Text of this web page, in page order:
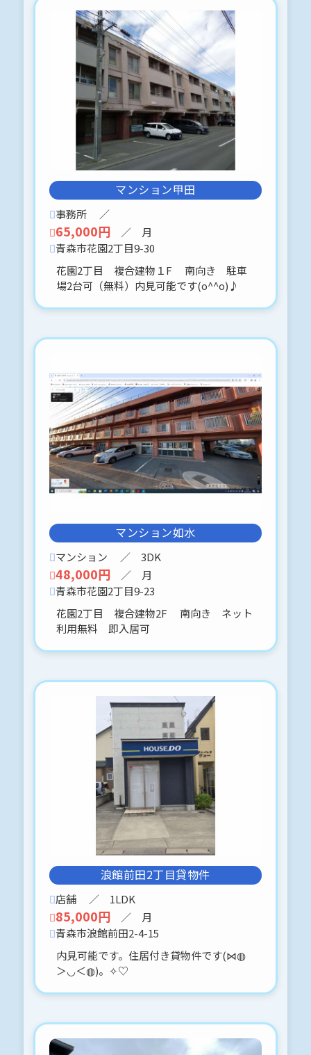
2026-04-28
カーユーハウス-202 〒030-0813 青
森市松原2丁目8-6
申込予約、入りましたo(^▽^)oありが
とうございました♪
2026-04-28
サンシティ花園-101 〒030-0966 青
森市花園２丁目４４－１０
申込予約、入りましたo(^▽^)oありが
とうございました♪
2026-04-28
新規貸事務所（只今、修繕中です。）
新規貸店舗（只今、修繕中です。）
〒030-0966 青森市花園２丁目４４－
サンシティ花園101
貸事務所/貸店舗 只今、修繕中です
(⋈◍＞◡＜◍)。✧♡
内見に関しては、事前予約をお願いし
ます。
修繕前ですが、内見は可能です
(o^^o)♪
駐車場 縦列で2台対応可能です。
追加駐車場も台数に制限有りますが、
早めの予約で追加駐車場2台分可
2026-04-28
はうすむらかみ-201 〒030-0813 青
森市松原2丁目７－７
５月末退去予定です。
コンパクトな１LDKです。
駐車場は貸主様が除排雪を手伝ってく
ます。
よろしくお願いします。
国道近く、買い物便利な場所です。
*:.。.(＊๓´╰╯`๓＊).。.:*
2026-04-21
マック青森コート-305号 青森市南佃2
丁目21-8 ３LDKです。
価格の見直しをしました。
６７８万円です。
オーナーチェンジ物件です。
内見は可能です。(⋈◍＞◡＜◍)。✧♡
事前予約をお願いします。*:.。.(＊๓
´╰╯`๓＊).。.:*
2026-04-16
緑1丁目
南向き
ライトカラーが可愛い２LDKです。
定していますが、内見は可能です(⋈◍
マンション甲田
事務所 ／
65,000円 ／ 月
青森市花園2丁目9-30
花園2丁目 複合建物１F 南向き 駐車
場2台可（無料）内見可能です(o^^o)♪
マンション如水
マンション ／ 3DK
48,000円／ 月
青森市花園2丁目9-23
花園2丁目 複合建物2F 南向き ネット
利用無料 即入居可
浪館前田2丁目貸物件
店舗 ／ 1LDK
85,000円 ／ 月
青森市浪館前田2-4-15
内見可能です。住居付き貸物件です(⋈◍
＞◡＜◍)。✧♡